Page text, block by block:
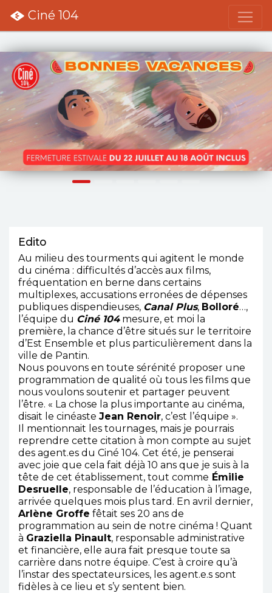
Ciné 104
DÉCOUVREZ NOTRE PROGRAMME DE L'ÉTÉ
Précédent
Edito
Au milieu des tourments qui agitent le monde
du cinéma : difficultés d’accès aux films,
fréquentation en berne dans certains
multiplexes, accusations erronées de dépenses
publiques dispendieuses, Canal Plus, Bolloré…,
l’équipe du Ciné 104mesure, et moi la
première, la chance d’être situés sur le territoire
d’Est Ensemble et plus particulièrement dans la
ville de Pantin.
Nous pouvons en toute sérénité proposer une
programmation de qualité où tous les films que
nous voulons soutenir et partager peuvent
l’être. « La chose la plus importante au cinéma,
disait le cinéaste Jean Renoir, c’est l’équipe ».
Il mentionnait les tournages, mais je pourrais
reprendre cette citation à mon compte au sujet
des agent.es du Ciné 104. Cet été, je penserai
avec joie que cela fait déjà 10 ans que je suis à la
tête de cet établissement, tout comme Émilie
Desruelle, responsable de l’éducation à l’image,
arrivée quelques mois plus tard. En avril dernier,
Arlène Groffe fêtait ses 20 ans de
programmation au sein de notre cinéma ! Quant
à Graziella Pinault, responsable administrative
et financière, elle aura fait presque toute sa
carrière dans notre équipe. C’est à croire qu’à
l’instar des spectateurs.ices, les agent.e.s sont
fidèles à ce lieu et s’y sentent bien.